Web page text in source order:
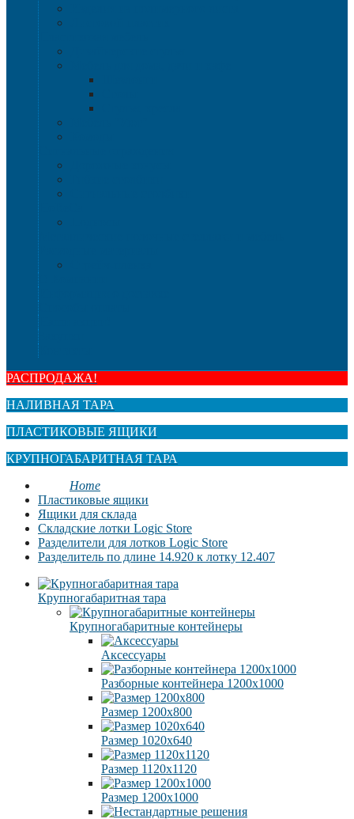
РАСПРОДАЖА!
НАЛИВНАЯ ТАРА
ПЛАСТИКОВЫЕ ЯЩИКИ
КРУПНОГАБАРИТНАЯ ТАРА
Home
Пластиковые ящики
Ящики для склада
Складские лотки Logic Store
Разделители для лотков Logic Store
Разделитель по длине 14.920 к лотку 12.407
Крупногабаритная тара
Крупногабаритные контейнеры
Аксессуары
Разборные контейнера 1200х1000
Размер 1200х800
Размер 1020х640
Размер 1120х1120
Размер 1200х1000